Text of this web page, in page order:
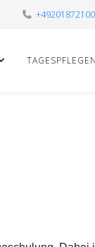
+49201872100
TAGESPFLEGEN